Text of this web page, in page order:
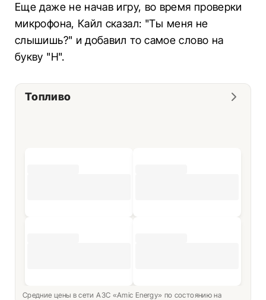
Еще даже не начав игру, во время проверки
микрофона, Кайл сказал: "Ты меня не
слышишь?" и добавил то самое слово на
букву "Н".
Топливо
Средние цены в сети АЗС «Amic Energy» по состоянию на